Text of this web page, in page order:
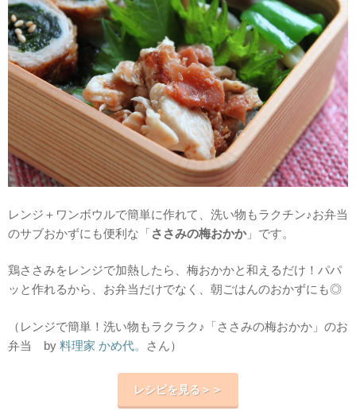
レンジ＋ワンボウルで簡単に作れて、洗い物もラクチン♪お弁当
のサブおかずにも便利な「ささみの梅おかか」です。
鶏ささみをレンジで加熱したら、梅おかかと和えるだけ！パパ
ッと作れるから、お弁当だけでなく、朝ごはんのおかずにも◎
（レンジで簡単！洗い物もラクラク♪「ささみの梅おかか」のお
弁当 by 料理家 かめ代。 さん）
レシピを見る＞＞